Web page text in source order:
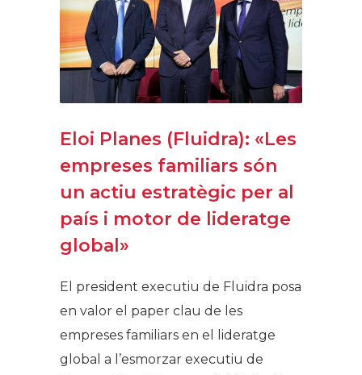
Eloi Planes (Fluidra): «Les
empreses familiars són
un actiu estratègic per al
país i motor de lideratge
global»
El president executiu de Fluidra posa
en valor el paper clau de les
empreses familiars en el lideratge
global a l’esmorzar executiu de